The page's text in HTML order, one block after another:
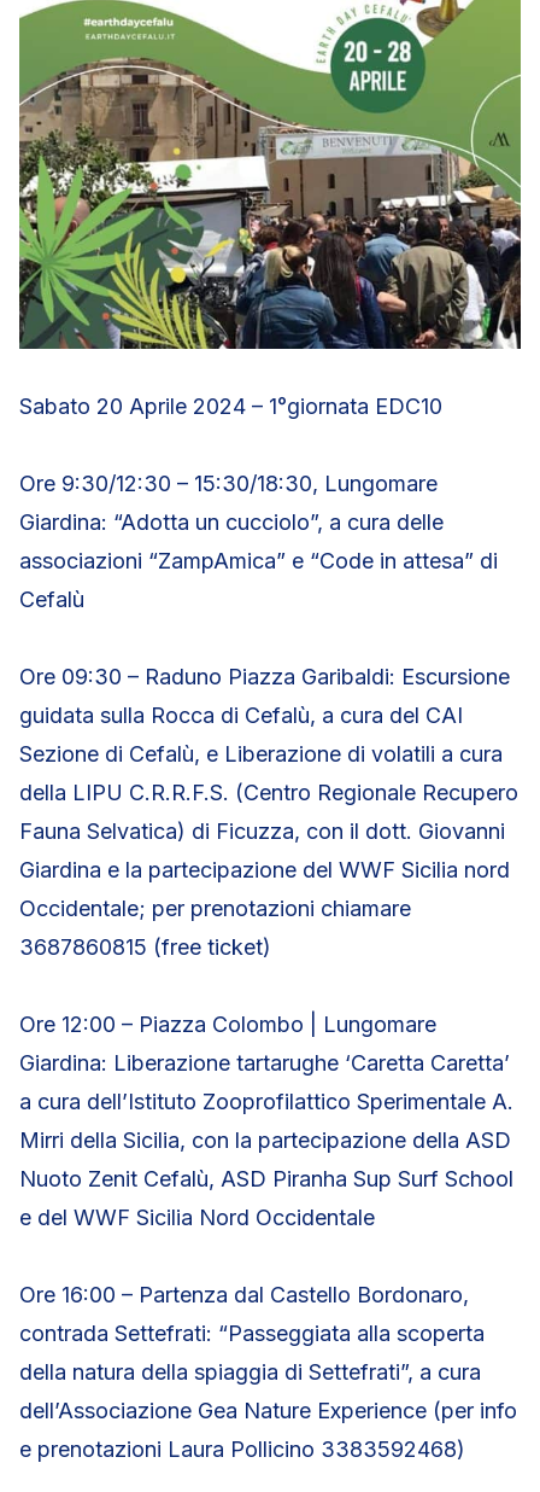
Sabato 20 Aprile 2024 – 1°giornata EDC10
Ore 9:30/12:30 – 15:30/18:30, Lungomare
Giardina: “Adotta un cucciolo”, a cura delle
associazioni “ZampAmica” e “Code in attesa” di
Cefalù
Ore 09:30 – Raduno Piazza Garibaldi: Escursione
guidata sulla Rocca di Cefalù, a cura del CAI
Sezione di Cefalù, e Liberazione di volatili a cura
della LIPU C.R.R.F.S. (Centro Regionale Recupero
Fauna Selvatica) di Ficuzza, con il dott. Giovanni
Giardina e la partecipazione del WWF Sicilia nord
Occidentale; per prenotazioni chiamare
3687860815 (free ticket)
Ore 12:00 – Piazza Colombo | Lungomare
Giardina: Liberazione tartarughe ‘Caretta Caretta’
a cura dell’Istituto Zooprofilattico Sperimentale A.
Mirri della Sicilia, con la partecipazione della ASD
Nuoto Zenit Cefalù, ASD Piranha Sup Surf School
e del WWF Sicilia Nord Occidentale
Ore 16:00 – Partenza dal Castello Bordonaro,
contrada Settefrati: “Passeggiata alla scoperta
della natura della spiaggia di Settefrati”, a cura
dell’Associazione Gea Nature Experience (per info
e prenotazioni Laura Pollicino 3383592468)